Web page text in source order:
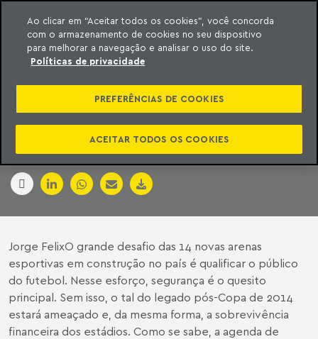
o conteúdo
Machado Meyer
ITAQUERÃO TERÁ
MAIOR ÁREA VIP (2)
Jorge FelixO grande desafio das 14 novas arenas
esportivas em construção no país é qualificar o público
do futebol. Nesse esforço, segurança é o quesito
principal. Sem isso, o tal do legado pós-Copa de 2014
estará ameaçado e, da mesma forma, a sobrevivência
financeira dos estádios. Como se sabe, a agenda de
Ao clicar em “Aceitar todos os cookies”, você concorda
com o armazenamento de cookies no seu dispositivo
para melhorar a navegação e analisar o uso do site.
Políticas de privacidade
PREFERÊNCIAS DE COOKIES
ACEITAR TODOS OS COOKIES